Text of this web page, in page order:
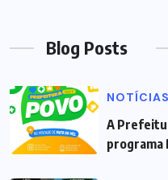
Blog Posts
NOTÍCIAS
A
programa